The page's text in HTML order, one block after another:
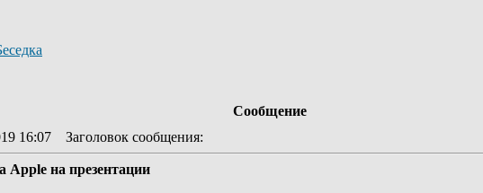
Сообщение
16:07
Заголовок сообщения:
Apple на презентации